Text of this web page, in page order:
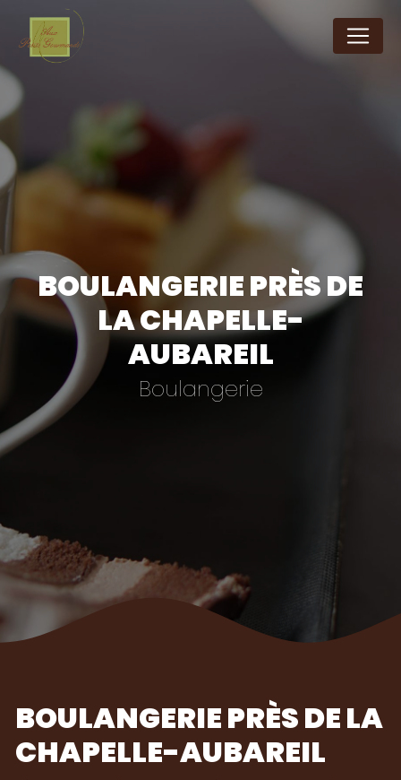
BOULANGERIE PRÈS DE
LA CHAPELLE-
AUBAREIL
Boulangerie
BOULANGERIE PRÈS DE LA
CHAPELLE-AUBAREIL
Panneau de gestion des cookies